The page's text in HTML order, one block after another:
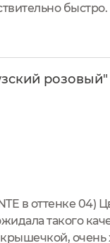
в оттенке 04)
такого
очень